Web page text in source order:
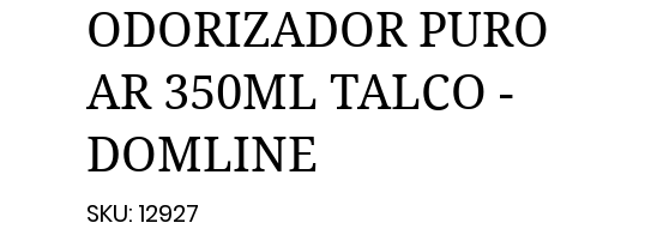
ODORIZADOR PURO
AR 350ML TALCO -
DOMLINE
SKU:
12927
12927